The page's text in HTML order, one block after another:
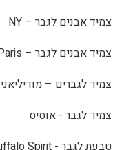
צמיד אבנים לגבר – NY
צמיד אבנים לגבר – Paris
צמיד לגברים – מודיליאני
צמיד לגבר - אוסיס
טבעת לגבר - Buffalo Spirit